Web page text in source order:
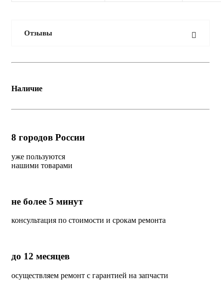
Отзывы
Наличие
8 городов России
уже пользуются
нашими товарами
не более 5 минут
консультация по стоимости и срокам ремонта
до 12 месяцев
осуществляем ремонт с гарантией на запчасти